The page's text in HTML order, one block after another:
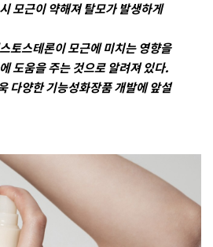
모근이 약해져 탈모가 발생하게
토스테론이 모근에 미치는 영향을
도움을 주는 것으로 알려져 있다.
다양한 기능성화장품 개발에 앞설